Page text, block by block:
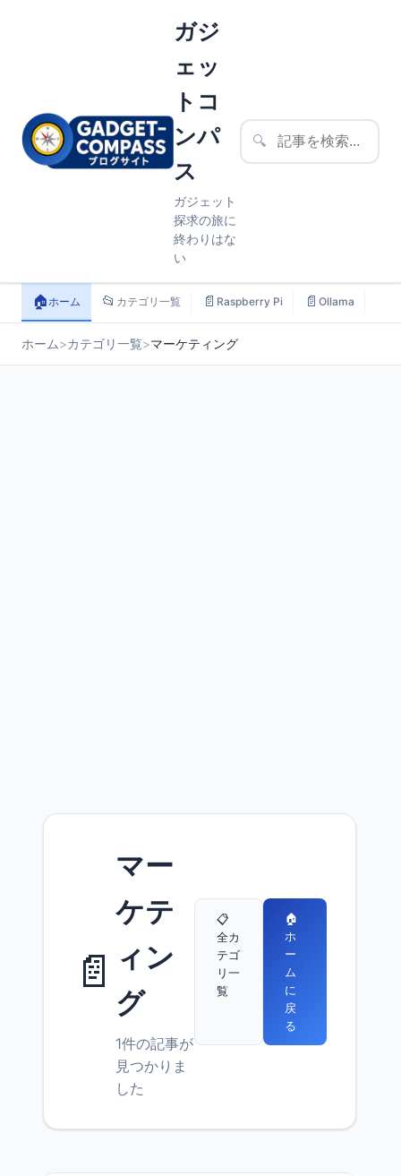
ガジ
ェッ
トコ
ンパ
ス
ガジェット
探求の旅に
終わりはな
い
🔍
🏠ホーム 📂 カテゴリ一覧 📄 Raspberry Pi 📄 Ollama
ホーム>カテゴリ一覧>マーケティング
📄
マー
ケテ
ィン
グ
1件の記事が
見つかりま
した
📋
全カ
テゴ
リ一
覧
🏠
ホ
ー
ム
に
戻
る